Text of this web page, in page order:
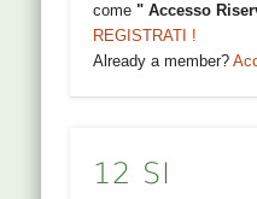
come" Accesso
REGISTRATI !
Already a member?
12 SI